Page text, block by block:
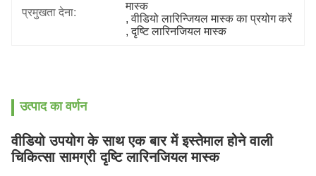
प्रमुखता देना:
मास्क
, वीडियो लारिन्जियल मास्क का प्रयोग करें
, दृष्टि लारिनजियल मास्क
उत्पाद का वर्णन
वीडियो उपयोग के साथ एक बार में इस्तेमाल होने वाली
चिकित्सा सामग्री दृष्टि लारिनजियल मास्क